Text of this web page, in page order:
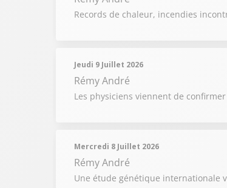
Records de chaleur, incendies
Jeudi 9 Juillet 2026
Rémy André
Les physiciens viennent de
Mercredi 8 Juillet 2026
Rémy André
Une étude génétique internationale